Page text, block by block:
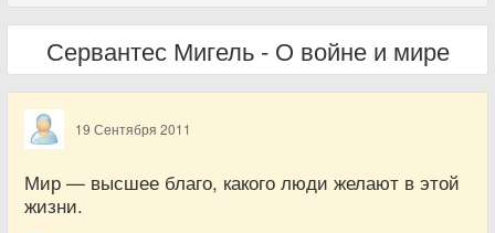
Сервантес Мигель - О войне и мире
19 Сентября 2011
Мир — высшее благо, какого люди желают в этой
жизни.